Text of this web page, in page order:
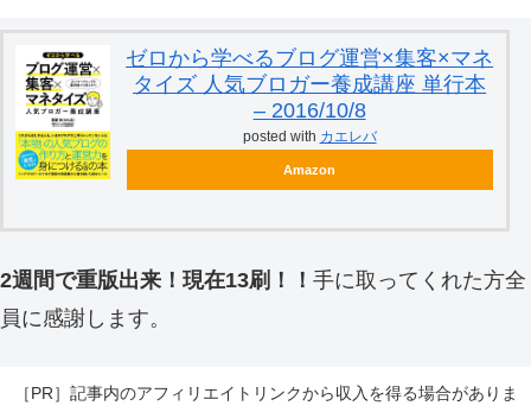
ゼロから学べるブログ運営×集客×マネ
タイズ 人気ブロガー養成講座 単行本
– 2016/10/8
posted with カエレバ
Amazon
2週間で重版出来！現在13刷！！ 手に取ってくれた方全
員に感謝します。
［PR］記事内のアフィリエイトリンクから収入を得る場合がありま